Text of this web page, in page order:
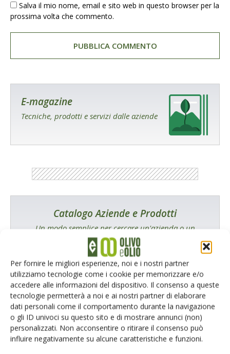
Per fornire le migliori esperienze, noi e i nostri partner
utilizziamo tecnologie come i cookie per memorizzare e/o
accedere alle informazioni del dispositivo. Il consenso a queste
tecnologie permetterà a noi e ai nostri partner di elaborare
dati personali come il comportamento durante la navigazione
o gli ID univoci su questo sito e di mostrare annunci (non)
personalizzati. Non acconsentire o ritirare il consenso può
influire negativamente su alcune caratteristiche e funzioni.
Salva il mio nome, email e sito web in questo browser per la
prossima volta che commento.
E-magazine
Tecniche, prodotti e servizi dalle aziende
Catalogo Aziende e Prodotti
Un modo semplice per cercare un'azienda o un
prodotto!
Cerca adesso